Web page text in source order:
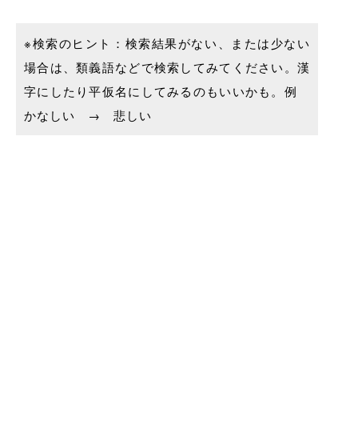
※検索のヒント：検索結果がない、または少ない
場合は、類義語などで検索してみてください。漢
字にしたり平仮名にしてみるのもいいかも。例
かなしい → 悲しい